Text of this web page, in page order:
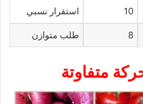
10 استقرار نسبي
8 طلب متوازن
متفاوتة